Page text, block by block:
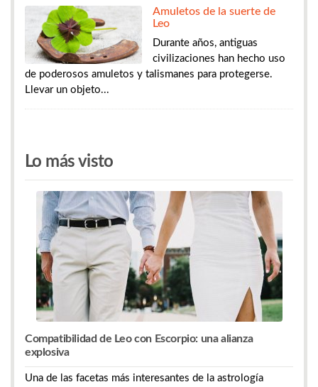
Amuletos de la suerte de
Leo
Durante años, antiguas
civilizaciones han hecho uso
de poderosos amuletos y talismanes para protegerse.
Llevar un objeto...
Lo más visto
Compatibilidad de Leo con Escorpio: una alianza
explosiva
Una de las facetas más interesantes de la astrología